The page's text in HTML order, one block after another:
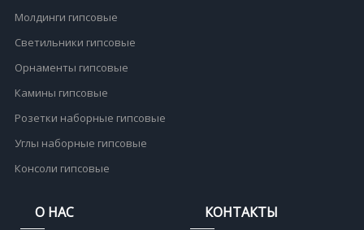
Молдинги гипсовые
Светильники гипсовые
Орнаменты гипсовые
Камины гипсовые
Розетки наборные гипсовые
Углы наборные гипсовые
Консоли гипсовые
О НАС КОНТАКТЫ